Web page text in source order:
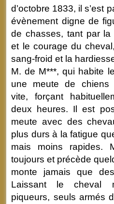
d’octobre 1833, il s’est
évènement digne de
de chasses, tant par la
et le courage du
sang-froid et la
M. de M***, qui habite
une meute de chiens
vite, forçant
deux heures. Il est
meute avec des
plus durs à la fatigue
mais moins rapides.
toujours et précède
monte jamais que
Laissant le cheval
piqueurs, seuls armés